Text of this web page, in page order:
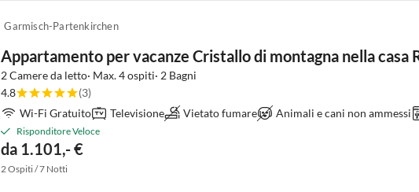
Garmisch-Partenkirchen
Appartamento per vacanze Cristallo di montagna nella casa
2 Camere da letto· Max. 4 ospiti· 2 Bagni
4.8
(3)
Wi-Fi Gratuito
Televisione Vietato fumare Animali e cani non ammessi
Risponditore Veloce
da 1.101,- €
2 Ospiti / 7 Notti